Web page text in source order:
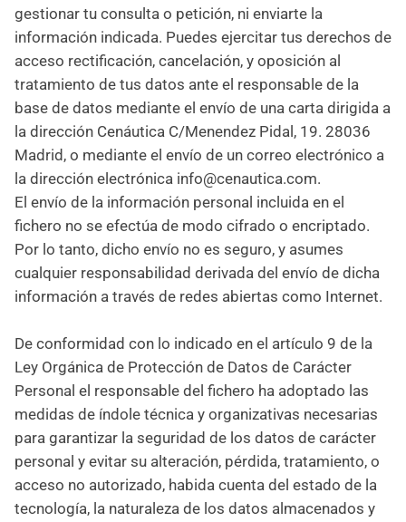
gestionar tu consulta o petición, ni enviarte la
información indicada. Puedes ejercitar tus derechos de
acceso rectificación, cancelación, y oposición al
tratamiento de tus datos ante el responsable de la
base de datos mediante el envío de una carta dirigida a
la dirección Cenáutica C/Menendez Pidal, 19. 28036
Madrid, o mediante el envío de un correo electrónico a
la dirección electrónica info@cenautica.com.
El envío de la información personal incluida en el
fichero no se efectúa de modo cifrado o encriptado.
Por lo tanto, dicho envío no es seguro, y asumes
cualquier responsabilidad derivada del envío de dicha
información a través de redes abiertas como Internet.
De conformidad con lo indicado en el artículo 9 de la
Ley Orgánica de Protección de Datos de Carácter
Personal el responsable del fichero ha adoptado las
medidas de índole técnica y organizativas necesarias
para garantizar la seguridad de los datos de carácter
personal y evitar su alteración, pérdida, tratamiento, o
acceso no autorizado, habida cuenta del estado de la
tecnología, la naturaleza de los datos almacenados y